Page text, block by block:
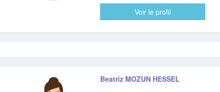
Voir le profil
Beatriz MOZUN HESSEL